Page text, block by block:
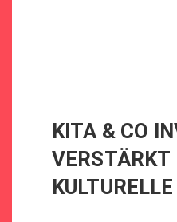
KITA & CO
VERSTÄRKT